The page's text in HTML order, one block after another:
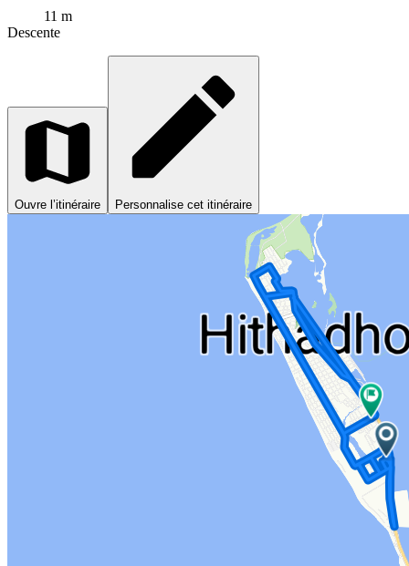
11 m
Descente
Ouvre l’itinéraire Personnalise cet itinéraire